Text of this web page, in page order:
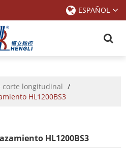
ESPAÑOL
corte longitudinal /
HL1200BS3
HL1200BS3